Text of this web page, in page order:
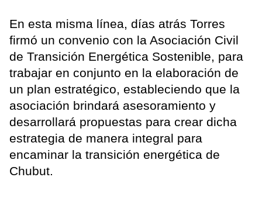
En esta misma línea, días atrás Torres
firmó un convenio con la Asociación Civil
de Transición Energética Sostenible, para
trabajar en conjunto en la elaboración de
un plan estratégico, estableciendo que la
asociación brindará asesoramiento y
desarrollará propuestas para crear dicha
estrategia de manera integral para
encaminar la transición energética de
Chubut.